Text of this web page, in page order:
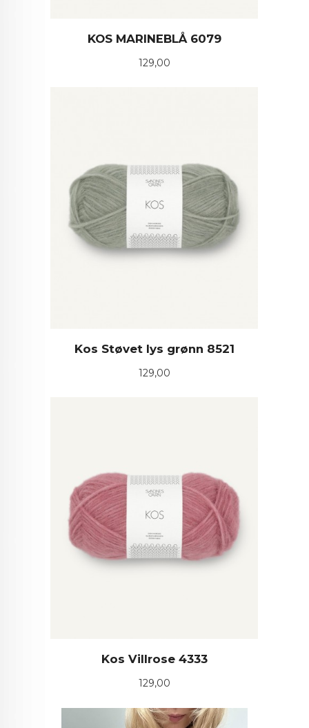
KOS MARINEBLÅ 6079
Pris
129,00
Kos Støvet lys grønn 8521
Pris
129,00
Kos Villrose 4333
Pris
129,00